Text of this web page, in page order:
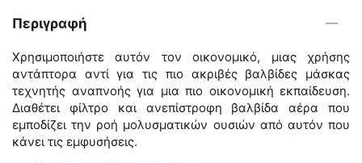
Περιγραφή
Χρησιμοποιήστε αυτόν τον οικονομικό, μιας χρήσης
αντάπτορα αντί για τις πιο ακριβές βαλβίδες μάσκας
τεχνητής αναπνοής για μια πιο οικονομική εκπαίδευση.
Διαθέτει φίλτρο και ανεπίστροφη βαλβίδα αέρα που
εμποδίζει την ροή μολυσματικών ουσιών από αυτόν που
κάνει τις εμφυσήσεις.